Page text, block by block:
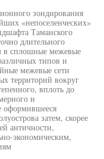
зондирования
«непоселенческих»
Таманского
длительного
в сплошные межевые
типов и
межевые сети
территорий вокруг
вплоть до
и
оформившееся
затем, скорее
античности,
экономическим,